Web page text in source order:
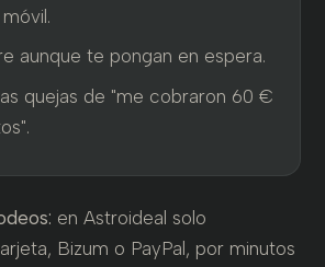
aunque te pongan en espera.
quejas de "me cobraron 60 €
en Astroideal solo
Bizum o PayPal, por minutos